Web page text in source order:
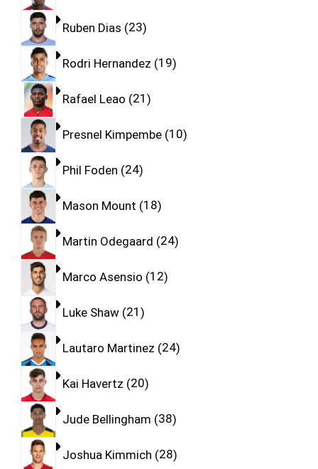
Ruben Dias 23
Rodri Hernandez 19
Rafael Leao 21
Presnel Kimpembe 10
Phil Foden 24
Mason Mount 18
Martin Odegaard 24
Marco Asensio 12
Luke Shaw 21
Lautaro Martinez 24
Kai Havertz 20
Jude Bellingham 38
Joshua Kimmich 28